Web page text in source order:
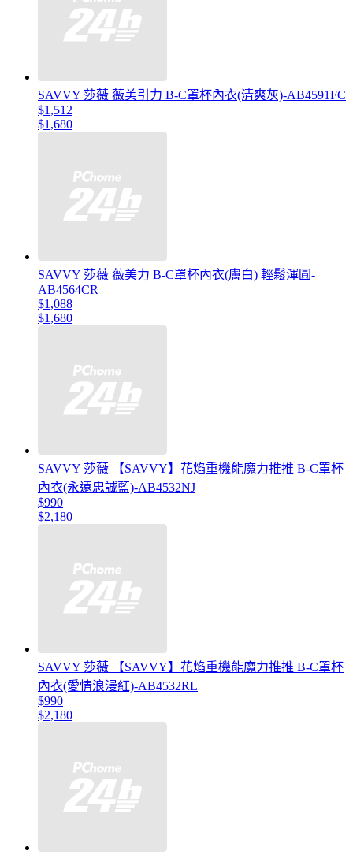
SAVVY 莎薇 薇美引力 B-C罩杯內衣(清爽灰)-AB4591FC
$1,512
$1,680
SAVVY 莎薇 薇美力 B-C罩杯內衣(膚白) 輕鬆渾圓-
AB4564CR
$1,088
$1,680
SAVVY 莎薇 【SAVVY】花焰重機能魔力推推 B-C罩杯
內衣(永遠忠誠藍)-AB4532NJ
$990
$2,180
SAVVY 莎薇 【SAVVY】花焰重機能魔力推推 B-C罩杯
內衣(愛情浪漫紅)-AB4532RL
$990
$2,180